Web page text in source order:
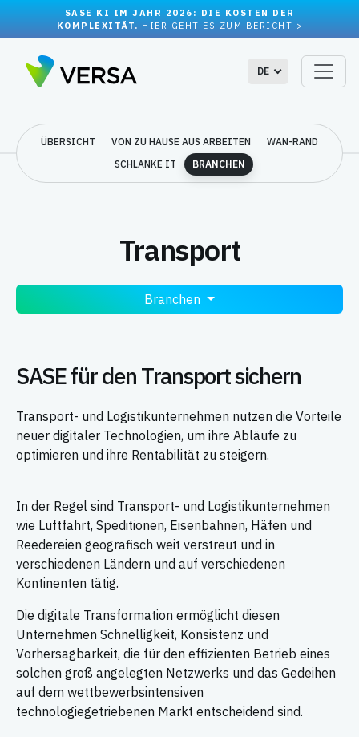
SASE KI IM JAHR 2026: DIE KOSTEN DER
KOMPLEXITÄT. HIER GEHT ES ZUM BERICHT >
DE
ÜBERSICHT VON ZU HAUSE AUS ARBEITEN
WAN-RAND
SCHLANKE IT
BRANCHEN
Transport
Branchen
SASE für den Transport sichern
Transport- und Logistikunternehmen nutzen die Vorteile
neuer digitaler Technologien, um ihre Abläufe zu
optimieren und ihre Rentabilität zu steigern.
In der Regel sind Transport- und Logistikunternehmen
wie Luftfahrt, Speditionen, Eisenbahnen, Häfen und
Reedereien geografisch weit verstreut und in
verschiedenen Ländern und auf verschiedenen
Kontinenten tätig.
Die digitale Transformation ermöglicht diesen
Unternehmen Schnelligkeit, Konsistenz und
Vorhersagbarkeit, die für den effizienten Betrieb eines
solchen groß angelegten Netzwerks und das Gedeihen
auf dem wettbewerbsintensiven
technologiegetriebenen Markt entscheidend sind.